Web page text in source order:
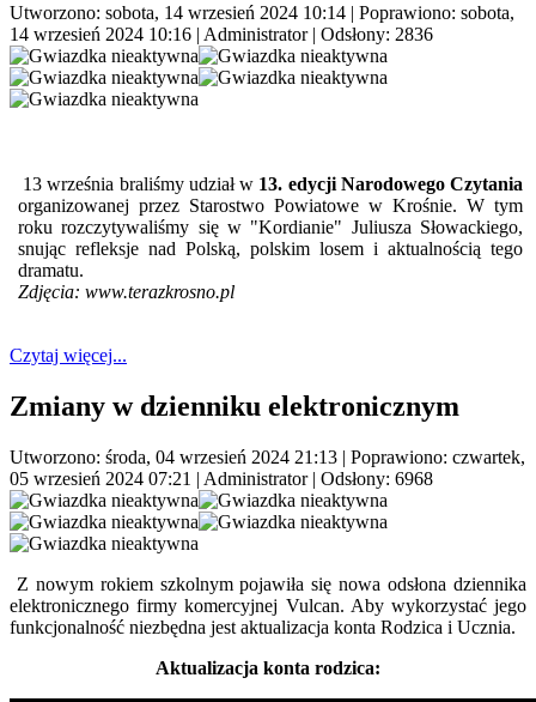
Utworzono: sobota, 14 wrzesień 2024 10:14 | Poprawiono: sobota,
14 wrzesień 2024 10:16 | Administrator| Odsłony: 2836
13 września braliśmy udział w 13. edycji Narodowego Czytania
organizowanej przez Starostwo Powiatowe w Krośnie. W tym
roku rozczytywaliśmy się w "Kordianie" Juliusza Słowackiego,
snując refleksje nad Polską, polskim losem i aktualnością tego
dramatu.
Zdjęcia: www.terazkrosno.pl
Czytaj więcej...
Zmiany w dzienniku elektronicznym
Utworzono: środa, 04 wrzesień 2024 21:13 | Poprawiono: czwartek,
05 wrzesień 2024 07:21 | Administrator| Odsłony: 6968
Z nowym rokiem szkolnym pojawiła się nowa odsłona dziennika
elektronicznego firmy komercyjnej Vulcan. Aby wykorzystać jego
funkcjonalność niezbędna jest aktualizacja konta Rodzica i Ucznia.
Aktualizacja konta rodzica: